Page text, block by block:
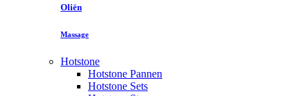
Oliën
Massage
Hotstone
Hotstone Pannen
Hotstone Sets